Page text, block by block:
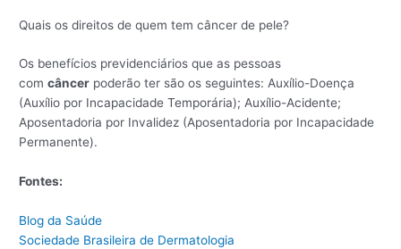
Quais os direitos de quem tem câncer de pele?
Os benefícios previdenciários que as pessoas
comcâncer poderão ter são os seguintes: Auxílio-Doença
(Auxílio por Incapacidade Temporária); Auxílio-Acidente;
Aposentadoria por Invalidez (Aposentadoria por Incapacidade
Permanente).
Fontes:
Blog da Saúde
Sociedade Brasileira de Dermatologia